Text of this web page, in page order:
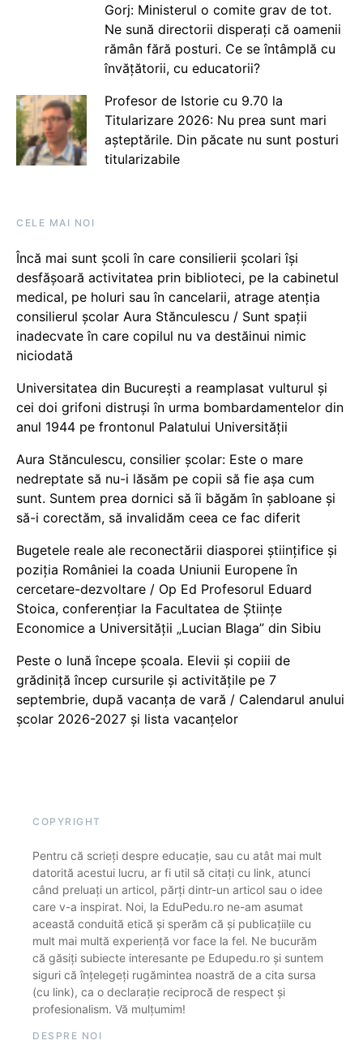
Gorj: Ministerul o comite grav de tot.
Ne sună directorii disperați că oamenii
rămân fără posturi. Ce se întâmplă cu
învățătorii, cu educatorii?
Profesor de Istorie cu 9.70 la
Titularizare 2026: Nu prea sunt mari
așteptările. Din păcate nu sunt posturi
titularizabile
CELE MAI NOI
Încă mai sunt școli în care consilierii școlari își
desfășoară activitatea prin biblioteci, pe la cabinetul
medical, pe holuri sau în cancelarii, atrage atenția
consilierul școlar Aura Stănculescu / Sunt spații
inadecvate în care copilul nu va destăinui nimic
niciodată
Universitatea din București a reamplasat vulturul și
cei doi grifoni distruși în urma bombardamentelor din
anul 1944 pe frontonul Palatului Universității
Aura Stănculescu, consilier școlar: Este o mare
nedreptate să nu-i lăsăm pe copii să fie așa cum
sunt. Suntem prea dornici să îi băgăm în șabloane și
să-i corectăm, să invalidăm ceea ce fac diferit
Bugetele reale ale reconectării diasporei științifice și
poziția României la coada Uniunii Europene în
cercetare-dezvoltare / Op Ed Profesorul Eduard
Stoica, conferențiar la Facultatea de Științe
Economice a Universității „Lucian Blaga” din Sibiu
Peste o lună începe școala. Elevii și copiii de
grădiniță încep cursurile și activitățile pe 7
septembrie, după vacanța de vară / Calendarul anului
școlar 2026-2027 și lista vacanțelor
COPYRIGHT
Pentru că scrieți despre educație, sau cu atât mai mult
datorită acestui lucru, ar fi util să citați cu link, atunci
când preluați un articol, părți dintr-un articol sau o idee
care v-a inspirat. Noi, la EduPedu.ro ne-am asumat
această conduită etică și sperăm că și publicațiile cu
mult mai multă experiență vor face la fel. Ne bucurăm
că găsiți subiecte interesante pe Edupedu.ro și suntem
siguri că înțelegeți rugămintea noastră de a cita sursa
(cu link), ca o declarație reciprocă de respect și
profesionalism. Vă mulțumim!
DESPRE NOI